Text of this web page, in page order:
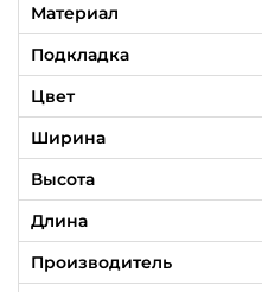
Материал
Подкладка
Цвет
Ширина
Высота
Длина
Производитель